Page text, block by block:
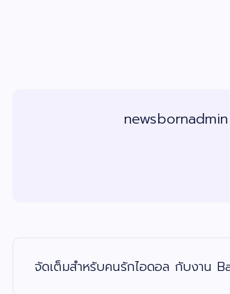
newsbornadmin
จัดเต็มสำหรับคนรักไอดอล กับงาน